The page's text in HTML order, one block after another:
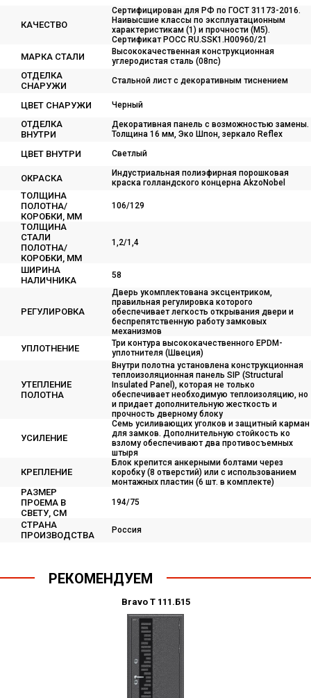
КАЧЕСТВО
Сертифицирован для РФ по ГОСТ 31173-2016.
Наивысшие классы по эксплуатационным
характеристикам (1) и прочности (М5).
Сертификат POCC RU.SSK1.H00960/21
МАРКА СТАЛИ
Высококачественная конструкционная
углеродистая сталь (08пс)
ОТДЕЛКА
СНАРУЖИ
Стальной лист с декоративным тиснением
ЦВЕТ СНАРУЖИ Черный
ОТДЕЛКА
ВНУТРИ
Декоративная панель с возможностью замены.
Толщина 16 мм, Эко Шпон, зеркало Reflex
ЦВЕТ ВНУТРИ Светлый
ОКРАСКА
Индустриальная полиэфирная порошковая
краска голландского концерна AkzoNobel
ТОЛЩИНА
ПОЛОТНА/
КОРОБКИ, ММ
106/129
ТОЛЩИНА
СТАЛИ
ПОЛОТНА/
КОРОБКИ, ММ
1,2/1,4
ШИРИНА
НАЛИЧНИКА
58
РЕГУЛИРОВКА
Дверь укомплектована эксцентриком,
правильная регулировка которого
обеспечивает легкость открывания двери и
беспрепятственную работу замковых
механизмов
УПЛОТНЕНИЕ
Три контура высококачественного EPDM-
уплотнителя (Швеция)
УТЕПЛЕНИЕ
ПОЛОТНА
Внутри полотна установлена конструкционная
теплоизоляционная панель SIP (Structural
Insulated Panel), которая не только
обеспечивает необходимую теплоизоляцию, но
и придает дополнительную жесткость и
прочность дверному блоку
УСИЛЕНИЕ
Семь усиливающих уголков и защитный карман
для замков. Дополнительную стойкость ко
взлому обеспечивают два противосъемных
штыря
КРЕПЛЕНИЕ
Блок крепится анкерными болтами через
коробку (8 отверстий) или с использованием
монтажных пластин (6 шт. в комплекте)
РАЗМЕР
ПРОЕМА В
СВЕТУ, СМ
194/75
СТРАНА
ПРОИЗВОДСТВА
Россия
РЕКОМЕНДУЕМ
Bravo T 111.Б15